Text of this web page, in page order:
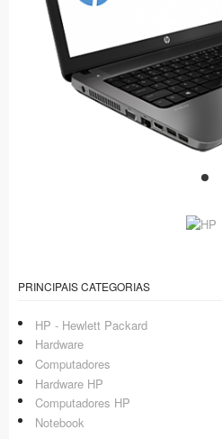
PRINCIPAIS CATEGORIAS
HP - Hewlett Packard
Hardware
Computadores
Hardware HP
Computadores HP
Notebook